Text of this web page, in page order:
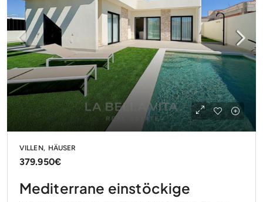
VILLEN, HÄUSER
379.950€
Mediterrane einstöckige